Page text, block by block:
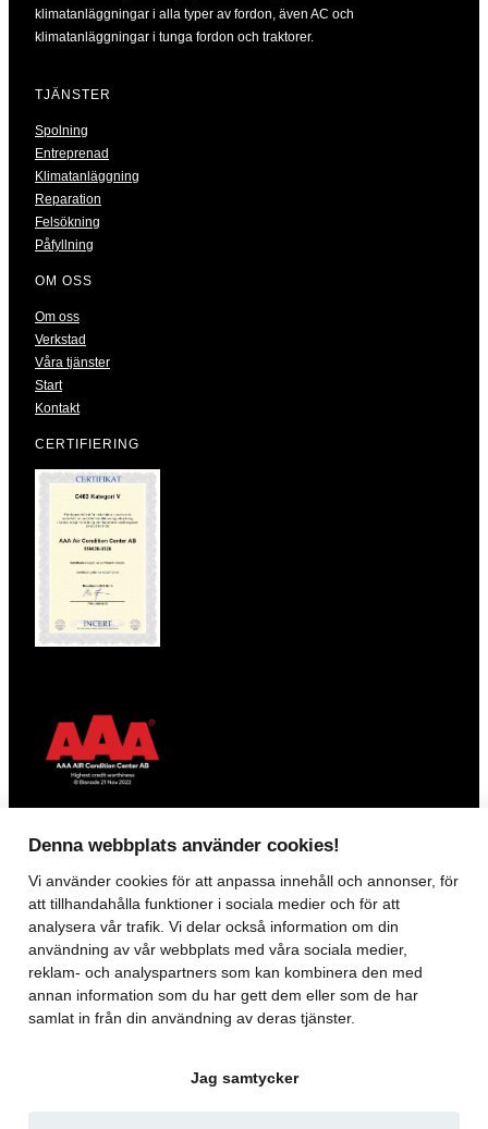
klimatanläggningar i alla typer av fordon, även AC och
klimatanläggningar i tunga fordon och traktorer.
TJÄNSTER
Spolning
Entreprenad
Klimatanläggning
Reparation
Felsökning
Påfyllning
OM OSS
Om oss
Verkstad
Våra tjänster
Start
Kontakt
CERTIFIERING
070-160 18 85
018 – 15 45 65
accenterab@gmail.com
Orgnmr: 5566383526
Denna webbplats använder cookies!
Vi använder cookiesför att anpassa innehåll och annonser, för
att tillhandahålla funktioner i sociala medier och för att
analysera vår trafik. Vi delar också information om din
användning av vår webbplats med våra sociala medier,
reklam- och analyspartners som kan kombinera den med
annan information som du har gett dem eller som de har
samlat in från din användning av deras tjänster.
Jag samtycker